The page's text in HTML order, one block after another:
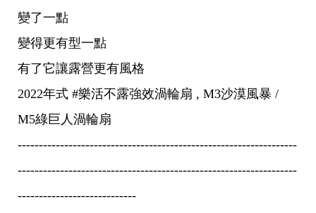
變了一點
變得更有型一點
有了它讓露營更有風格
2022年式 #樂活不露強效渦輪扇 , M3沙漠風暴 /
M5綠巨人渦輪扇
------------------------------------------------------------------
------------------------------------------------------------------
----------------------------